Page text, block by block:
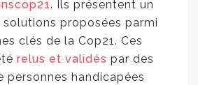
. Ils présentent un
proposées parmi
clés de la Cop21. Ces
relus et validés par des
personnes handicapées